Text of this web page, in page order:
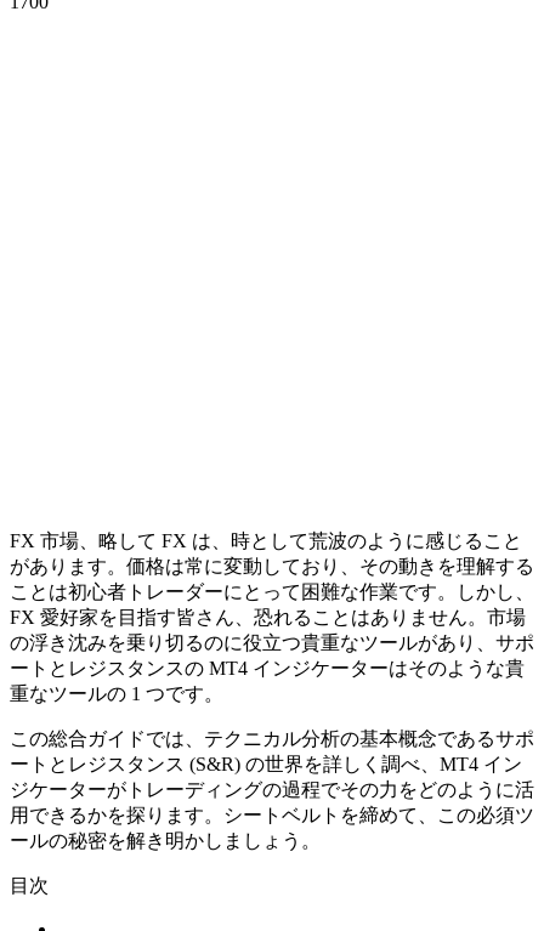
FX 市場、略して FX は、時として荒波のように感じること
があります。価格は常に変動しており、その動きを理解する
ことは初心者トレーダーにとって困難な作業です。しかし、
FX 愛好家を目指す皆さん、恐れることはありません。市場
の浮き沈みを乗り切るのに役立つ貴重なツールがあり、サポ
ートとレジスタンスの MT4 インジケーターはそのような貴
重なツールの 1 つです。
この総合ガイドでは、テクニカル分析の基本概念であるサポ
ートとレジスタンス (S&R) の世界を詳しく調べ、MT4 イン
ジケーターがトレーディングの過程でその力をどのように活
用できるかを探ります。シートベルトを締めて、この必須ツ
ールの秘密を解き明かしましょう。
目次